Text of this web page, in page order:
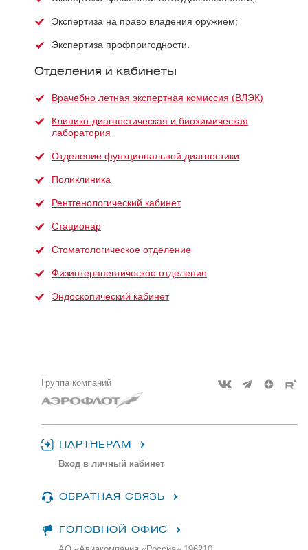
Экспертиза на право владения оружием;
Экспертиза профпригодности.
Отделения и кабинеты
Врачебно летная экспертная комиссия (ВЛЭК)
Клинико-диагностическая и биохимическая
лаборатория
Отделение функциональной диагностики
Поликлиника
Рентгенологический кабинет
Стационар
Стоматологическое отделение
Физиотерапевтическое отделение
Эндоскопический кабинет
Группа компаний
ПАРТНЕРАМ
Вход в личный кабинет
ОБРАТНАЯ СВЯЗЬ
ГОЛОВНОЙ ОФИС